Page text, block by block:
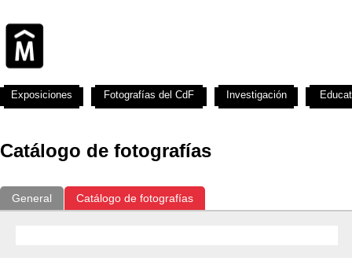
Catálogo de fotografías
General Catálogo de fotografías
Exposiciones Fotografías del CdF Investigación